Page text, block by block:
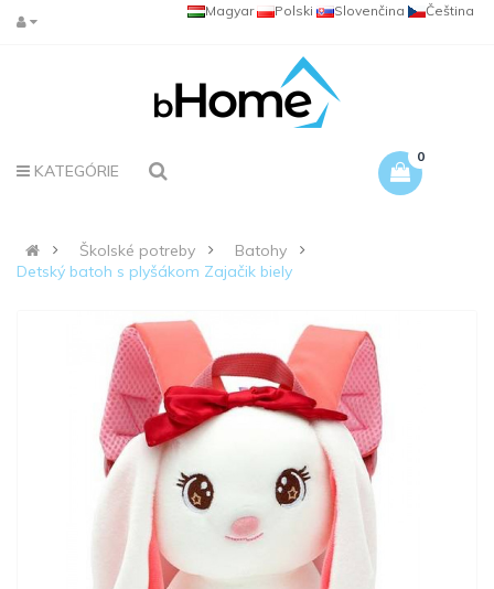
Čeština
Slovenčina
Polski
Magyar
KATEGÓRIE
0
Školské potreby
Batohy
Detský batoh s plyšákom Zajačik biely